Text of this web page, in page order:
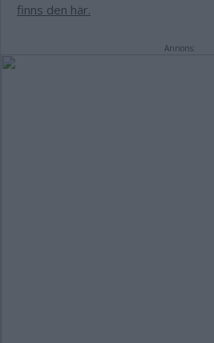
finns den här.
Annons: